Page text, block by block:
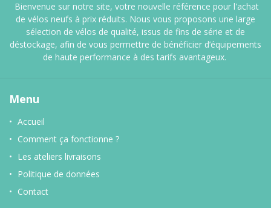
Bienvenue sur notre site, votre nouvelle référence pour l'achat
de vélos neufs à prix réduits. Nous vous proposons une large
sélection de vélos de qualité, issus de fins de série et de
déstockage, afin de vous permettre de bénéficier d’équipements
de haute performance à des tarifs avantageux.
Menu
Accueil
Comment ça fonctionne ?
Les ateliers livraisons
Politique de données
Contact